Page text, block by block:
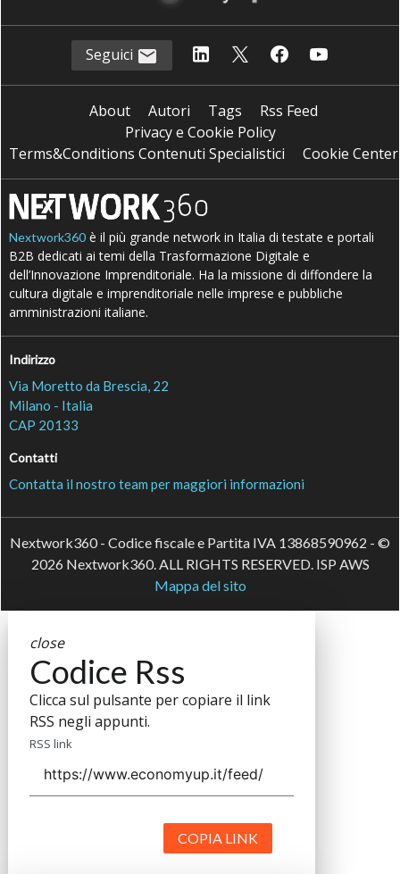
Seguici
About Autori Tags
Rss Feed
Privacy e Cookie Policy
Terms&Conditions Contenuti Specialistici
Cookie Center
Nextwork360 è il più grande network in Italia di testate e portali
B2B dedicati ai temi della Trasformazione Digitale e
dell’Innovazione Imprenditoriale. Ha la missione di diffondere la
cultura digitale e imprenditoriale nelle imprese e pubbliche
amministrazioni italiane.
Indirizzo
Via Moretto da Brescia, 22
Milano - Italia
CAP 20133
Contatti
Contatta il nostro team per maggiori informazioni
Nextwork360 - Codice fiscale e Partita IVA 13868590962 - ©
2026 Nextwork360. ALL RIGHTS RESERVED. ISP AWS
Mappa del sito
close
Codice Rss
Clicca sul pulsante per copiare il link
RSS negli appunti.
RSS link
COPIA LINK